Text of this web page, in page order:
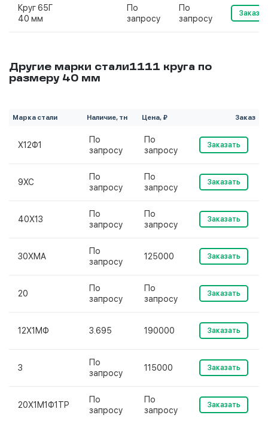
Круг 65Г
40 мм
По
запросу
По
запросу
Другие марки стали1111 круга по
размеру 40 мм
Марка стали Наличие, тн Цена, ₽ Заказ
Х12Ф1
По
запросу
По
запросу
Заказать
9ХС
По
запросу
По
запросу
Заказать
40Х13
По
запросу
По
запросу
Заказать
30ХМА
По
запросу
125000 Заказать
20
По
запросу
По
запросу
Заказать
12Х1МФ 3.695 190000 Заказать
3
По
запросу
115000 Заказать
20Х1М1Ф1ТР
По
запросу
По
запросу
Заказать